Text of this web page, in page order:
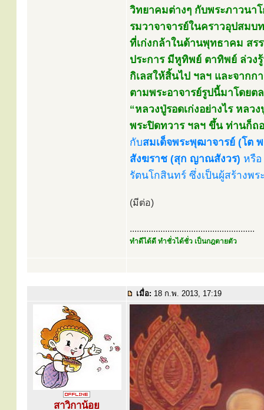
วิทยาคมต่างๆ กับพระภาวนา
รมวาจาจารย์ในคราวอุปสมบ
ที่เก่งกล้าในด้านพุทธาคม สร
ประการ มีหูทิพย์ ตาทิพย์ ล่วง
กิเลสให้สิ้นไป ฯลฯ และจากก
ตามพระอาจารย์รูปนี้มาโดย
“หลวงปู่รอดเก่งอย่างไร หลว
พระปิดทวาร ฯลฯ ขึ้น ท่านก็ถ
กับสมเด็จพระพุฒาจารย์ (โต
สังฆราช (สุก ญาณสังวร) หรือ
รัตนโกสินทร์ ซึ่งเป็นผู้สร้างพร
(มีต่อ)
.....................................................
ทำดีได้ดี ทำชั่วได้ชั่ว เป็นกฎตายตัว
เมื่อ: 18 ก.พ. 2013, 17:19
สาวิกาน้อย